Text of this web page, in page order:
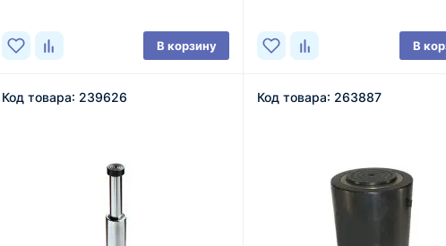
В корзину В
Код товара: 239626 Код товара: 263887